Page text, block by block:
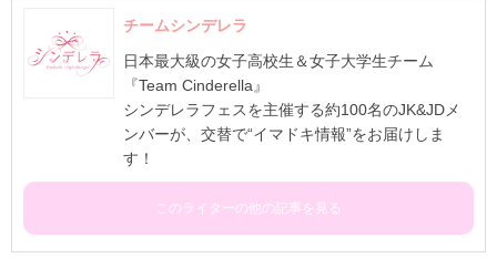
チームシンデレラ
日本最大級の女子高校生＆女子大学生チーム
『Team Cinderella』
シンデレラフェスを主催する約100名のJK&JDメ
ンバーが、交替で“イマドキ情報”をお届けしま
す！
このライターの他の記事を見る